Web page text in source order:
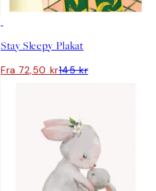
Stay Sleepy Plakat
Fra 72,50 kr145 kr